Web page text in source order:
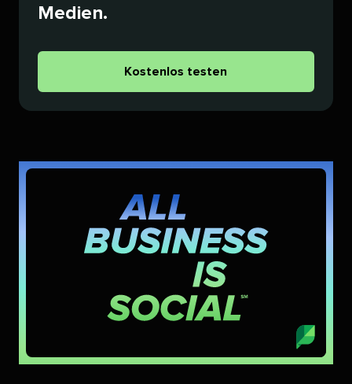
Medien.​​
Kostenlos testen​​